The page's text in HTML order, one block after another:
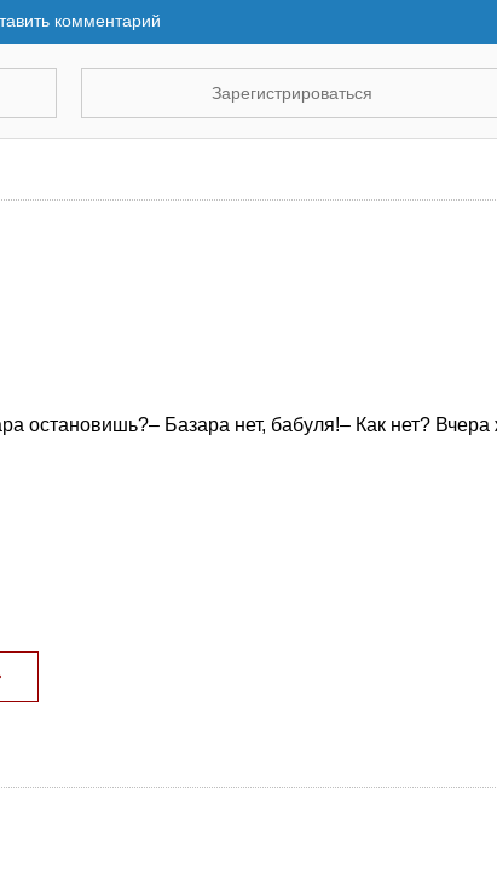
комментарий
Зарегистрироваться
остановишь?– Базара нет, бабуля!– Как нет? Вчера